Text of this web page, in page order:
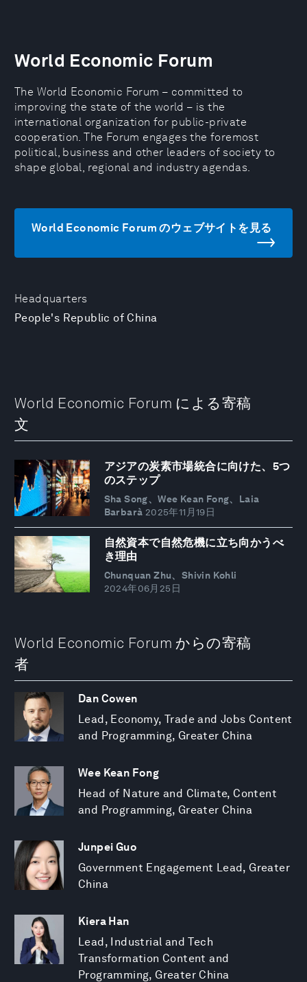
Headquarters
People's Republic of China
World Economic Forum
The World Economic Forum – committed to
improving the state of the world – is the
international organization for public-private
cooperation. The Forum engages the foremost
political, business and other leaders of society to
shape global, regional and industry agendas.
World Economic Forum のウェブサイトを見る
World Economic Forum による寄稿
文
アジアの炭素市場統合に向けた、5つ
のステップ
Sha Song、Wee Kean Fong、Laia
Barbarà 2025年11月19日
自然資本で自然危機に立ち向かうべ
き理由
Chunquan Zhu、Shivin Kohli
2024年06月25日
World Economic Forum からの寄稿
者
Dan Cowen
Lead, Economy, Trade and Jobs Content
and Programming, Greater China
Wee Kean Fong
Head of Nature and Climate, Content
and Programming, Greater China
Junpei Guo
Government Engagement Lead, Greater
China
Kiera Han
Lead, Industrial and Tech
Transformation Content and
Programming, Greater China